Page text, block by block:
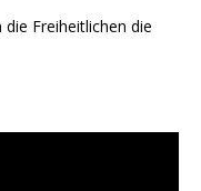
Freiheitlichen die